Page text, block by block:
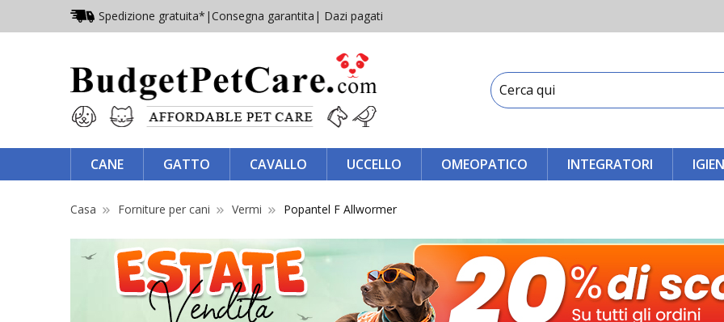
Spedizione gratuita* |Consegna garantita | Dazi pagati
CANE GATTO CAVALLO UCCELLO OMEOPATICO INTEGRATORI
Casa Forniture per cani Vermi Popantel F Allwormer